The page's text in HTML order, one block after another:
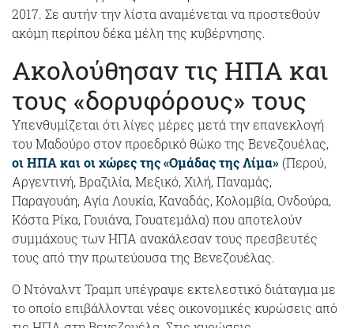
2017. Σε αυτήν την λίστα αναμένεται να προστεθούν
ακόμη περίπου δέκα μέλη της κυβέρνησης.
Ακολούθησαν τις ΗΠΑ και
τους «δορυφόρους» τους
Υπενθυμίζεται ότι λίγες μέρες μετά την επανεκλογή
του Μαδούρο στον προεδρικό θώκο της Βενεζουέλας,
οι ΗΠΑ και οι χώρες της «Ομάδας της Λίμα» (Περού,
Αργεντινή, Βραζιλία, Μεξικό, Χιλή, Παναμάς,
Παραγουάη, Αγία Λουκία, Καναδάς, Κολομβία, Ονδούρα,
Κόστα Ρίκα, Γουιάνα, Γουατεμάλα) που αποτελούν
συμμάχους των ΗΠΑ ανακάλεσαν τους πρεσβευτές
τους από την πρωτεύουσα της Βενεζουέλας.
O Ντόναλντ Τραμπ υπέγραψε εκτελεστικό διάταγμα με
το οποίο επιβάλλονται νέες οικονομικές κυρώσεις από